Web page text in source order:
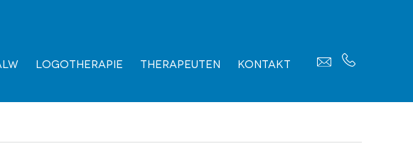
Logotherapie Therapeuten Kontakt